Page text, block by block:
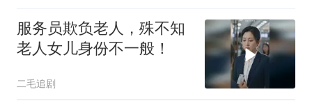
服务员欺负老人，殊不知
老人女儿身份不一般！
二毛追剧